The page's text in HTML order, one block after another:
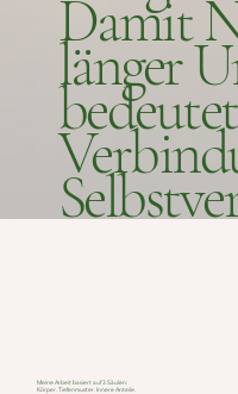
Damit
länger
Meine Arbeit basiert auf 3 Säulen:
Körper. Tiefenmuster. Innere Anteile.